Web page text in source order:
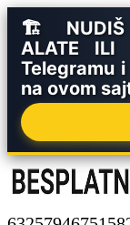
🏗️ NUDIŠ
ALATE ILI
Telegramu
na ovom